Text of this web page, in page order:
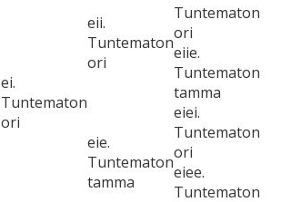
ei.
Tuntematon
ori
eii.
Tuntematon
ori
Tuntematon
ori
eiie.
Tuntematon
tamma
eie.
Tuntematon
tamma
eiei.
Tuntematon
ori
eiee.
Tuntematon